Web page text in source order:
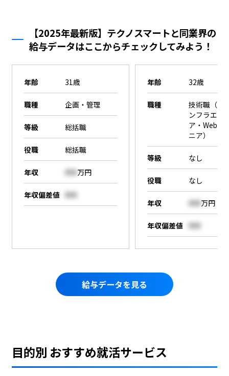
【2025年最新版】テクノスマートと同業界の
給与データはここからチェックしてみよう！
年齢 31歳
職種 企画・管理
等級 総括職
役職 総括職
年収 000万円
年収偏差値 000
年齢 32歳
職種
技術職（SE
ンフラエン
ア・Webエ
ニア）
等級 なし
役職 なし
年収 000万円
年収偏差値 000
給与データを見る
目的別 おすすめ就活サービス